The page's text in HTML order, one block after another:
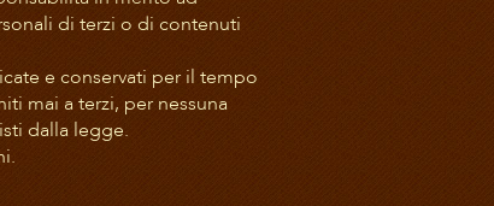
di terzi o di contenuti
e conservati per il tempo
mai a terzi, per nessuna
dalla legge.